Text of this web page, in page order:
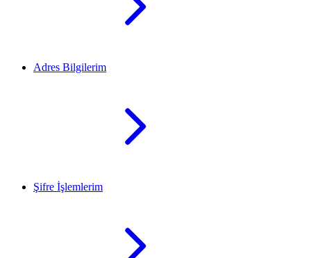
Adres Bilgilerim
Şifre İşlemlerim